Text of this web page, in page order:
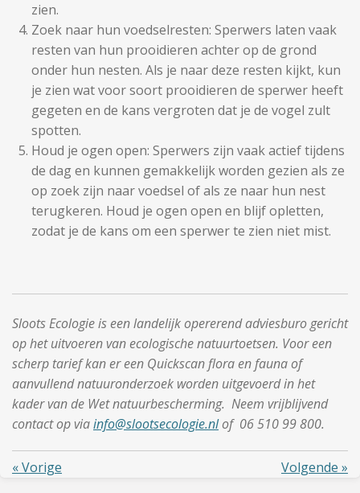
zien.
Zoek naar hun voedselresten: Sperwers laten vaak
resten van hun prooidieren achter op de grond
onder hun nesten. Als je naar deze resten kijkt, kun
je zien wat voor soort prooidieren de sperwer heeft
gegeten en de kans vergroten dat je de vogel zult
spotten.
Houd je ogen open: Sperwers zijn vaak actief tijdens
de dag en kunnen gemakkelijk worden gezien als ze
op zoek zijn naar voedsel of als ze naar hun nest
terugkeren. Houd je ogen open en blijf opletten,
zodat je de kans om een sperwer te zien niet mist.
Sloots Ecologie is een landelijk opererend adviesburo gericht
op het uitvoeren van ecologische natuurtoetsen. Voor een
scherp tarief kan er een Quickscan flora en fauna of
aanvullend natuuronderzoek worden uitgevoerd in het
kader van de Wet natuurbescherming. Neem vrijblijvend
contact op viainfo@slootsecologie.nlof 06 510 99 800.
«Vorige Volgende »